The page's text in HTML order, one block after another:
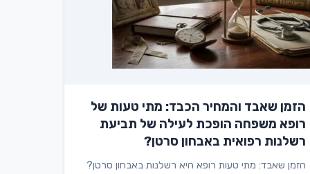
הזמן שאבד והמחיר הכבד: מתי טעות של
רופא משפחה הופכת לעילה של תביעת
רשלנות רפואית באבחון סרטן?
הזמן שאבד: מתי טעות רופא היא רשלנות באבחון סרטן?